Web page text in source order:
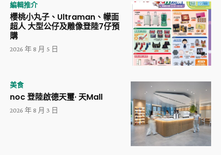
編輯推介
櫻桃小丸子、Ultraman、幪面
超人 大型公仔及雕像登陸7仔預
購
2026 年 8 月 5 日
美食
noc 登陸啟德天璽· 天Mall
2026 年 8 月 3 日